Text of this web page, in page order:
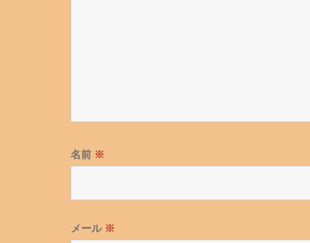
名前 ※
メール ※